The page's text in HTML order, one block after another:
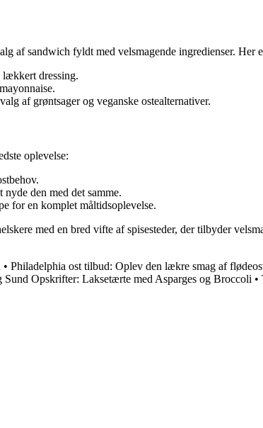
af sandwich fyldt med velsmagende ingredienser. Her
dressing.
af grøntsager og veganske ostealternativer.
oplevelse:
den med det samme.
for en komplet måltidsoplevelse.
med en bred vifte af spisesteder, der tilbyder
• Philadelphia ost tilbud: Oplev den lækre smag af
Opskrifter: Laksetærte med Asparges og Broccoli •